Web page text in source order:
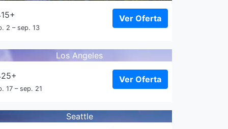
2 – sep. 13
Ver Oferta
Los Angeles
17 – sep. 21
Ver Oferta
Seattle